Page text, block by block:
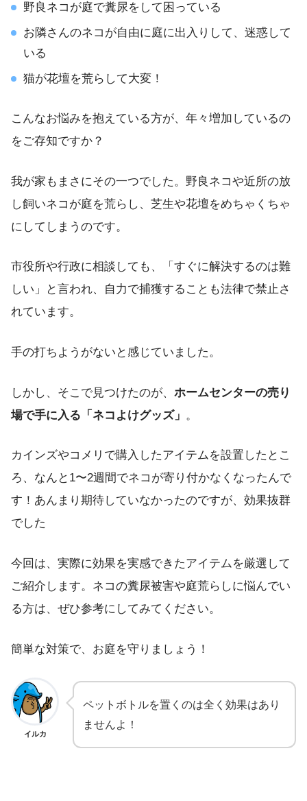
野良ネコが庭で糞尿をして困っている
お隣さんのネコが自由に庭に出入りして、迷惑して
いる
猫が花壇を荒らして大変！
こんなお悩みを抱えている方が、年々増加しているの
をご存知ですか？
我が家もまさにその一つでした。野良ネコや近所の放
し飼いネコが庭を荒らし、芝生や花壇をめちゃくちゃ
にしてしまうのです。
市役所や行政に相談しても、「すぐに解決するのは難
しい」と言われ、自力で捕獲することも法律で禁止さ
れています。
手の打ちようがないと感じていました。
しかし、そこで見つけたのが、 ホームセンターの売り
場で手に入る「ネコよけグッズ」 。
カインズやコメリで購入したアイテムを設置したとこ
ろ、なんと1〜2週間でネコが寄り付かなくなったんで
す！あんまり期待していなかったのですが、効果抜群
でした
今回は、実際に効果を実感できたアイテムを厳選して
ご紹介します。ネコの糞尿被害や庭荒らしに悩んでい
る方は、ぜひ参考にしてみてください。
簡単な対策で、お庭を守りましょう！
イルカ
ペットボトルを置くのは全く効果はあり
ませんよ！